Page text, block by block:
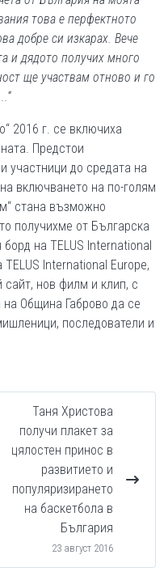
това е перфектното
добре си изкарах. Вече
и дядото получих много
ще участвам отново и го
2016 г. се включиха
Предстои
участници до средата на
включването на по-голям
стана възможно
получихме от Българска
на TELUS International
International Europe,
нов филм и клип, с
Община Габрово да се
последователи и
Таня Христова
получи плакет за
цялостен принос в
развитието и
популяризирането
на баскетбола в
България
23 август 2016